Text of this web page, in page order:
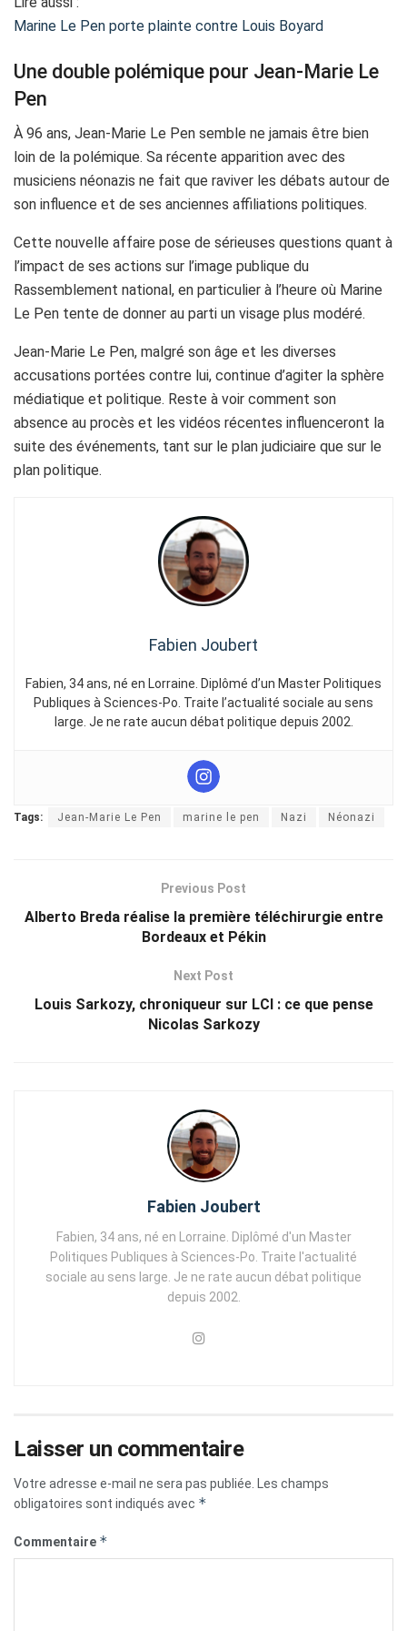
Marine Le Pen porte plainte contre Louis Boyard
Une double polémique pour Jean-Marie Le
Pen
À 96 ans, Jean-Marie Le Pen semble ne jamais être bien
loin de la polémique. Sa récente apparition avec des
musiciens néonazis ne fait que raviver les débats autour de
son influence et de ses anciennes affiliations politiques.
Cette nouvelle affaire pose de sérieuses questions quant à
l’impact de ses actions sur l’image publique du
Rassemblement national, en particulier à l’heure où Marine
Le Pen tente de donner au parti un visage plus modéré.
Jean-Marie Le Pen, malgré son âge et les diverses
accusations portées contre lui, continue d’agiter la sphère
médiatique et politique. Reste à voir comment son
absence au procès et les vidéos récentes influenceront la
suite des événements, tant sur le plan judiciaire que sur le
plan politique.
Fabien Joubert
Fabien, 34 ans, né en Lorraine. Diplômé d’un Master Politiques
Publiques à Sciences-Po. Traite l’actualité sociale au sens
large. Je ne rate aucun débat politique depuis 2002.
Tags: Jean-Marie Le Pen marine le pen Nazi Néonazi
Previous Post
Alberto Breda réalise la première téléchirurgie entre
Bordeaux et Pékin
Next Post
Louis Sarkozy, chroniqueur sur LCI : ce que pense
Nicolas Sarkozy
Fabien Joubert
Fabien, 34 ans, né en Lorraine. Diplômé d'un Master
Politiques Publiques à Sciences-Po. Traite l'actualité
sociale au sens large. Je ne rate aucun débat politique
depuis 2002.
Laisser un commentaire
Votre adresse e-mail ne sera pas publiée. Les champs
obligatoires sont indiqués avec *
Commentaire *